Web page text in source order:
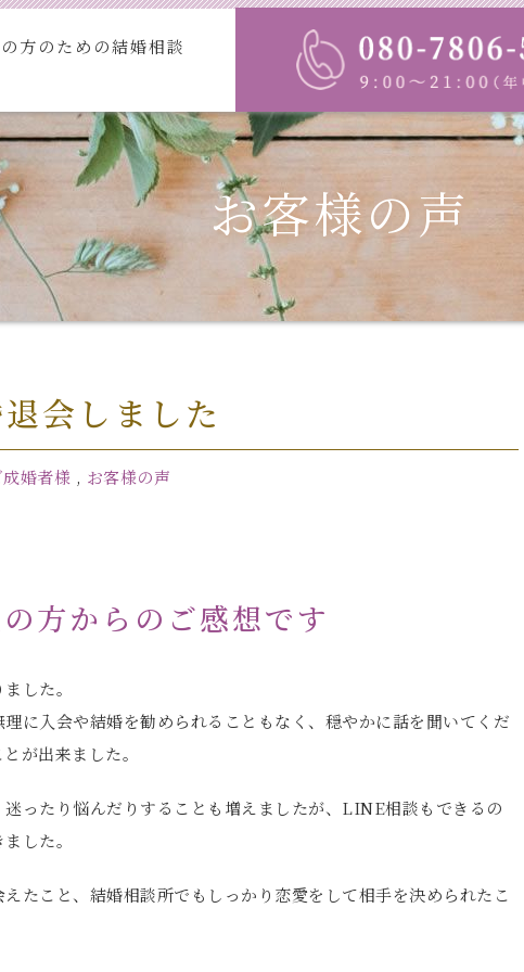
の方のための結婚相談
料金プラン・入会案内 お知らせ
お客様の声
会しました
成婚者様 , お客様の声
方からのご感想です
した。
に入会や結婚を勧められることもなく、穏やかに話を聞いてくだ
が出来ました。
ったり悩んだりすることも増えましたが、LINE相談もできるの
した。
たこと、結婚相談所でもしっかり恋愛をして相手を決められたこ